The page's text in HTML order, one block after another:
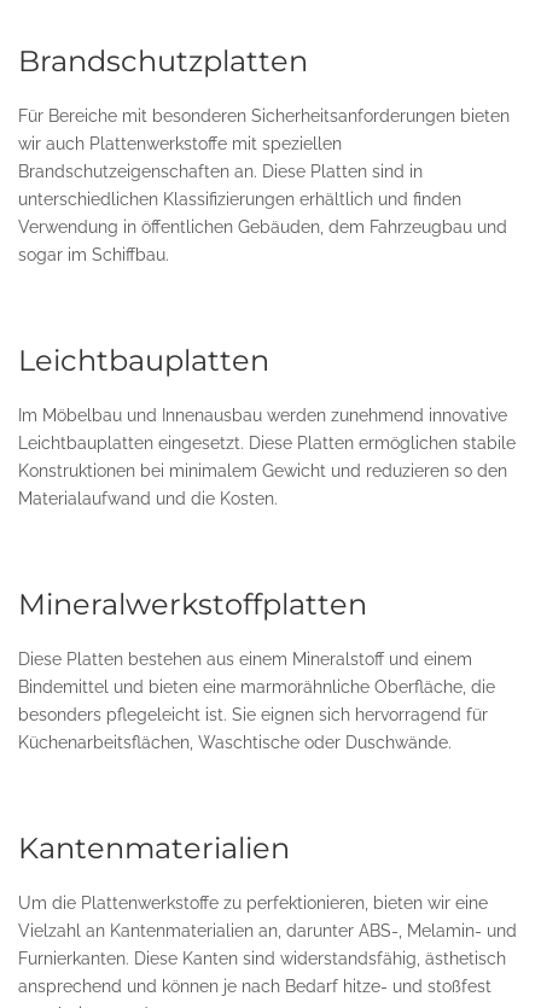
Brandschutzplatten
Für Bereiche mit besonderen Sicherheitsanforderungen bieten
wir auch Plattenwerkstoffe mit speziellen
Brandschutzeigenschaften an. Diese Platten sind in
unterschiedlichen Klassifizierungen erhältlich und finden
Verwendung in öffentlichen Gebäuden, dem Fahrzeugbau und
sogar im Schiffbau.
Leichtbauplatten
Im Möbelbau und Innenausbau werden zunehmend innovative
Leichtbauplatten eingesetzt. Diese Platten ermöglichen stabile
Konstruktionen bei minimalem Gewicht und reduzieren so den
Materialaufwand und die Kosten.
Mineralwerkstoffplatten
Diese Platten bestehen aus einem Mineralstoff und einem
Bindemittel und bieten eine marmorähnliche Oberfläche, die
besonders pflegeleicht ist. Sie eignen sich hervorragend für
Küchenarbeitsflächen, Waschtische oder Duschwände.
Kantenmaterialien
Um die Plattenwerkstoffe zu perfektionieren, bieten wir eine
Vielzahl an Kantenmaterialien an, darunter ABS-, Melamin- und
Furnierkanten. Diese Kanten sind widerstandsfähig, ästhetisch
ansprechend und können je nach Bedarf hitze- und stoßfest